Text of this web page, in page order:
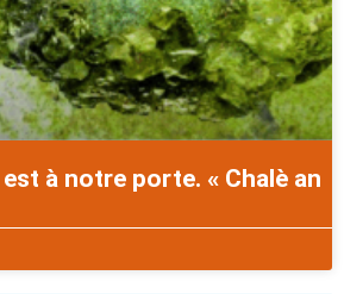
à notre porte. « Chalè an